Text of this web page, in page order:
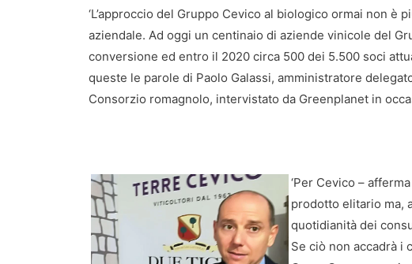
‘L’approccio del Gruppo Cevico al biologico ormai non è
aziendale. Ad oggi un centinaio di aziende vinicole del
conversione ed entro il 2020 circa 500 dei 5.500 soci
queste le parole di Paolo Galassi, amministratore
Consorzio romagnolo, intervistato da Greenplanet in
‘Per Cevico –
prodotto elitario ma,
quotidianità dei
Se ciò non accadrà i